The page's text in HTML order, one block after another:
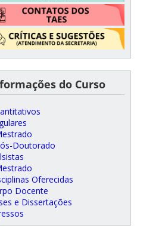
do Curso
Doutorado
Oferecidas
Docente
e Dissertações